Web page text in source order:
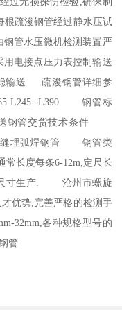
疏浚钢管经过静水压试
管水压微机检测装置严
电接点压力表控制输送
输送. 疏浚钢管详细参
L245--L390 钢管标
送钢管交货技术条件
旋缝埋弧焊钢管 钢管类
长度每条6-12m,定尺长
尺寸生产. 沧州市螺旋
优势,完善严格的检测手
32mm,各种规格型号的
管.